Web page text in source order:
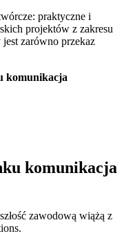
praktyczne i
projektów z zakresu
zarówno przekaz
komunikacja
komunikacja
zawodową wiążą z